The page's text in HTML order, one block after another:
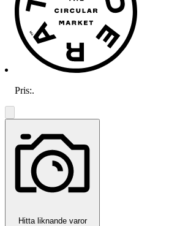
Pris:.
Hitta liknande varor